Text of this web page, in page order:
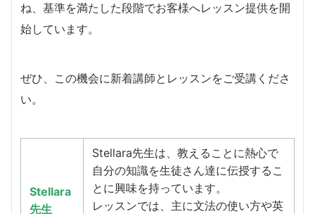
ね、基準を満たした段階でお客様へレッスン提供を開
始しています。
​ぜひ、この機会に新着講師とレッスンをご受講くださ
い。
Stellara
先生
Stellara先生は、教えることに熱心で
自分の知識を生徒さん達に伝授するこ
とに興味を持っています。
レッスンでは、主に文法の使い方や英